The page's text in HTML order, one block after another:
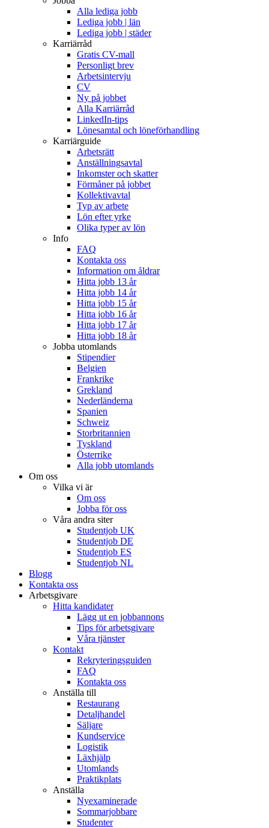
Alla lediga jobb
Lediga jobb | län
Lediga jobb | städer
Karriärråd
Gratis CV-mall
Personligt brev
Arbetsintervju
CV
Ny på jobbet
Alla Karriärråd
LinkedIn-tips
Lönesamtal och löneförhandling
Karriärguide
Arbetsrätt
Anställningsavtal
Inkomster och skatter
Förmåner på jobbet
Kollektivavtal
Typ av arbete
Lön efter yrke
Olika typer av lön
Info
FAQ
Kontakta oss
Information om åldrar
Hitta jobb 13 år
Hitta jobb 14 år
Hitta jobb 15 år
Hitta jobb 16 år
Hitta jobb 17 år
Hitta jobb 18 år
Jobba utomlands
Stipendier
Belgien
Frankrike
Grekland
Nederländerna
Spanien
Schweiz
Storbritannien
Tyskland
Österrike
Alla jobb utomlands
Om oss
Vilka vi är
Om oss
Jobba för oss
Våra andra siter
Studentjob UK
Studentjob DE
Studentjob ES
Studentjob NL
Blogg
Kontakta oss
Arbetsgivare
Hitta kandidater
Lägg ut en jobbannons
Tips för arbetsgivare
Våra tjänster
Kontakt
Rekryteringsguiden
FAQ
Kontakta oss
Anställa till
Restaurang
Detaljhandel
Säljare
Kundservice
Logistik
Läxhjälp
Utomlands
Praktikplats
Anställa
Nyexaminerade
Sommarjobbare
Studenter